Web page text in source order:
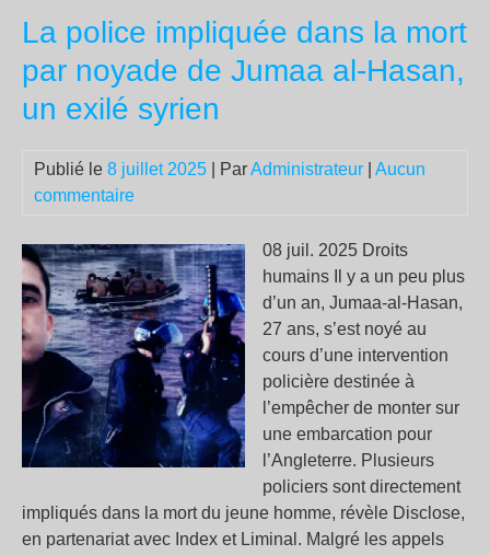
et
La police impliquée dans la mort
par noyade de Jumaa al-Hasan,
un exilé syrien
Publié le 8 juillet 2025 | ParAdministrateur
Aucun
commentaire
08 juil. 2025 Droits
humains Il y a un peu plus
d’un an, Jumaa-al-Hasan,
27 ans, s’est noyé au
cours d’une intervention
policière destinée à
l’empêcher de monter sur
une embarcation pour
l’Angleterre. Plusieurs
policiers sont directement
impliqués dans la mort du jeune homme, révèle Disclose,
en partenariat avec Index et Liminal. Malgré les appels